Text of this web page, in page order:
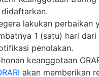
lakukan perbaikan
1 (satu) hari dari
penolakan.
keanggotaan
akan memberikan